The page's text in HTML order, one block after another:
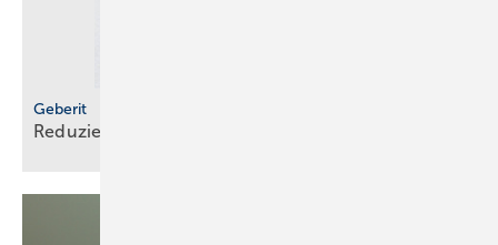
Geberit
Reduzierte